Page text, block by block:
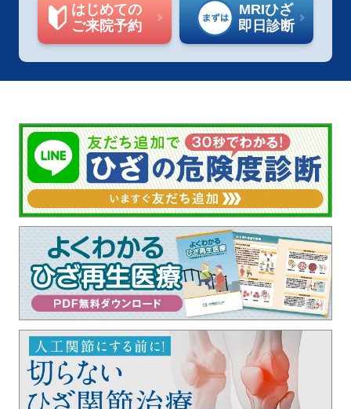
はじめての
ご来院予約
MRIひざ
即日診断